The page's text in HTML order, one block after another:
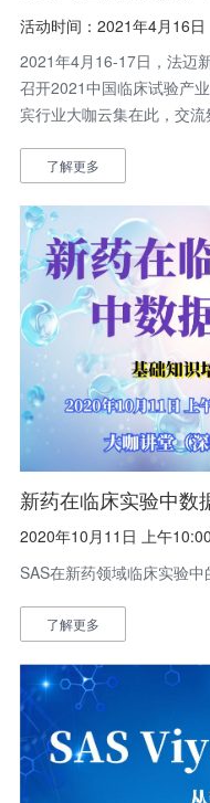
活动时间：2021年4月16日
2021年4月16-17日，法迈
召开2021中国临床试验产
宾行业大咖云集在此，交
了解更多
新药在临床实验中数
2020年10月11日 上午
SAS在新药领域临床实验
了解更多